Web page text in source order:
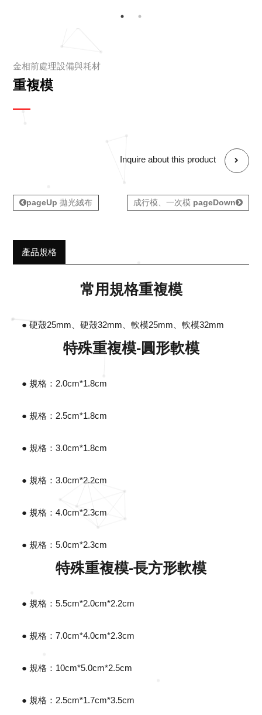
金相前處理設備與耗材
重複模
Inquire about this product
pageUp 拋光絨布 成行模、一次模 pageDown
產品規格
常用規格重複模
● 硬殼25mm、硬殼32mm、軟模25mm、軟模32mm
特殊重複模-圓形軟模
● 規格：2.0cm*1.8cm
● 規格：2.5cm*1.8cm
● 規格：3.0cm*1.8cm
● 規格：3.0cm*2.2cm
● 規格：4.0cm*2.3cm
● 規格：5.0cm*2.3cm
特殊重複模-長方形軟模
● 規格：5.5cm*2.0cm*2.2cm
● 規格：7.0cm*4.0cm*2.3cm
● 規格：10cm*5.0cm*2.5cm
● 規格：2.5cm*1.7cm*3.5cm